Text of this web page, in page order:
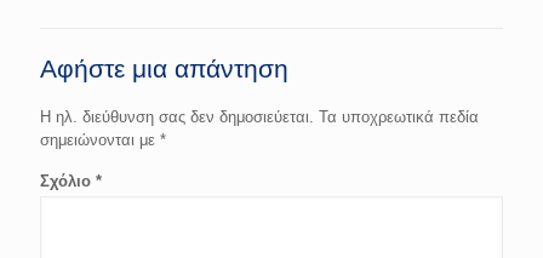
Αφήστε μια απάντηση
Η ηλ. διεύθυνση σας δεν δημοσιεύεται. Τα υποχρεωτικά πεδία
σημειώνονται με *
Σχόλιο *